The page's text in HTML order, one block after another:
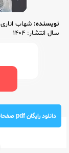
نویسنده: شهاب اناری
سال انتشار: 1404
دانلود رایگان pdf صفحات